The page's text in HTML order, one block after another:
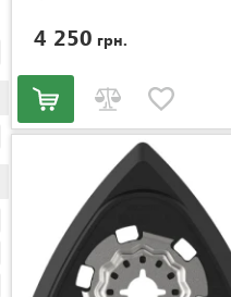
4 250 грн.